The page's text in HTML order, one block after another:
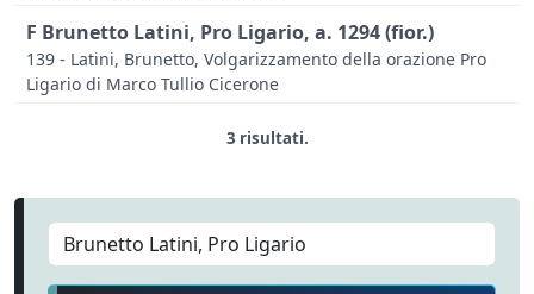
F Brunetto Latini, Pro Ligario, a. 1294 (fior.)
139 - Latini, Brunetto, Volgarizzamento della orazione Pro
Ligario di Marco Tullio Cicerone
3 risultati.